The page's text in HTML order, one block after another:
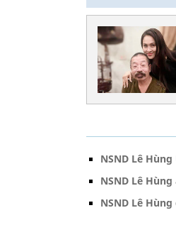
NSND Lê
NSND Lê
NSND Lê